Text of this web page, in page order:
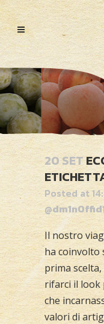
20 SET
Posted at
Il nostro
ha coinvolto
prima
rifarci il look
che
valori di